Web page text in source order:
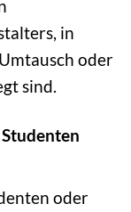
in
oder
sind.
oder